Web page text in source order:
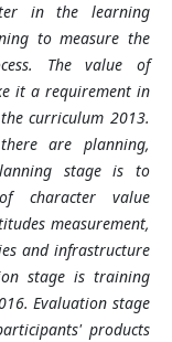
in the learning
to measure the
. The value of
it a requirement in
curriculum 2013.
are planning,
stage is to
character value
measurement,
and infrastructure
stage is training
Evaluation stage
products